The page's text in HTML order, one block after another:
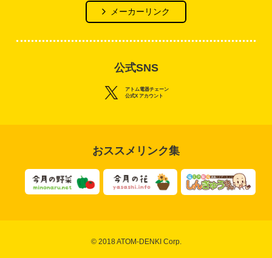
メーカーリンク
公式SNS
アトム電器チェーン
公式X アカウント
おススメリンク集
© 2018 ATOM-DENKI Corp.